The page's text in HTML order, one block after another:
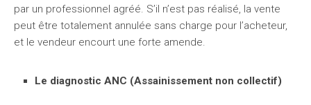
par un professionnel agréé. S’il n’est pas réalisé, la vente
peut être totalement annulée sans charge pour l’acheteur,
et le vendeur encourt une forte amende.
Le diagnostic ANC (Assainissement non collectif)